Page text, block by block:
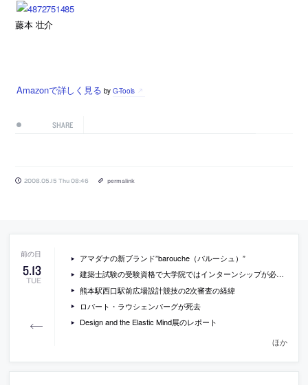
藤本 壮介
Amazonで詳しく見る by G-Tools
SHARE
2008.05.15 Thu 08:46 permalink
5.13
TUE
アマダナの新ブランド”barouche（バルーシュ）”
建築士試験の受験資格で大学院ではインターンシップが必須要件に
熊本駅西口駅前広場設計競技の2次審査の経緯
ロバート・ラウシェンバーグが死去
Design and the Elastic Mind展のレポート
ほか